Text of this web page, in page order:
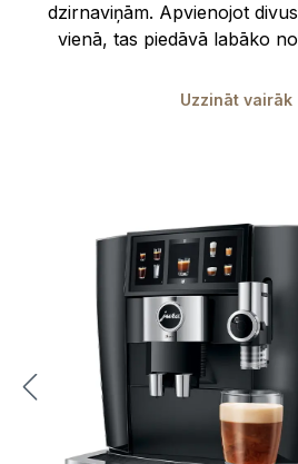
dzirnaviņām. Apvienojot
vienā, tas piedāvā labāko
Uzzināt vairāk